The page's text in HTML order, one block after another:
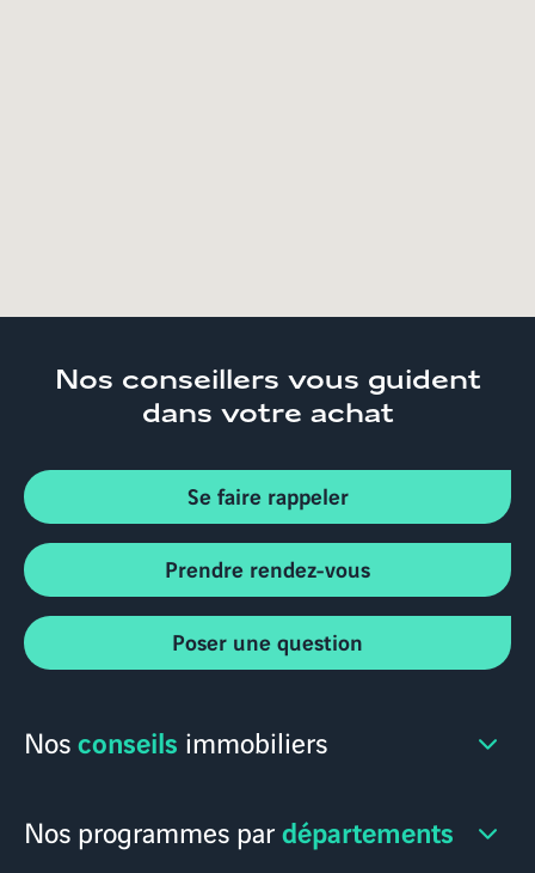
Nos conseillers vous guident
dans votre achat
Se faire rappeler
Prendre rendez-vous
Poser une question
Nosconseils immobiliers
Nos programmes pardépartements